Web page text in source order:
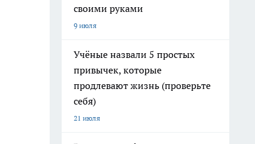
своими руками
9 июля
Учёные назвали 5 простых
привычек, которые
продлевают жизнь (проверьте
себя)
21 июля